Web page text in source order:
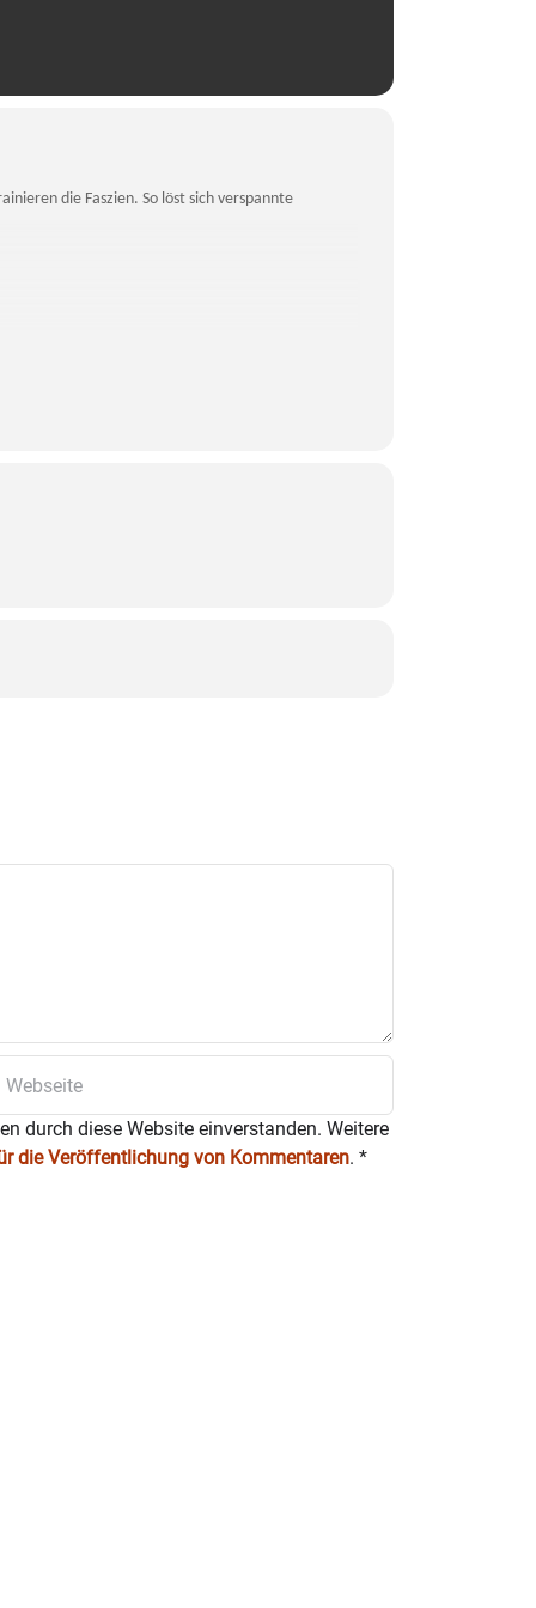
die Faszien. So löst sich verspannte
durch diese Website einverstanden. Weitere
die Veröffentlichung von Kommentaren. *